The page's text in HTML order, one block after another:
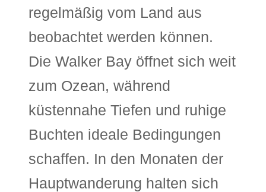
regelmäßig vom Land aus
beobachtet werden können.
Die Walker Bay öffnet sich weit
zum Ozean, während
küstennahe Tiefen und ruhige
Buchten ideale Bedingungen
schaffen. In den Monaten der
Hauptwanderung halten sich